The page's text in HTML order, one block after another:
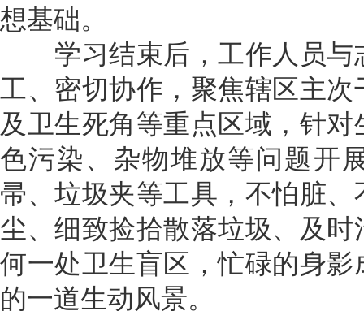
想基础。
学习结束后，工作人员与
工、密切协作，聚焦辖区主
及卫生死角等重点区域，针
色污染、杂物堆放等问题开
帚、垃圾夹等工具，不怕脏
尘、细致捡拾散落垃圾、及
何一处卫生盲区，忙碌的身
的一道生动风景。